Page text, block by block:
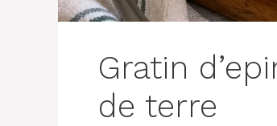
Gratin
de terre